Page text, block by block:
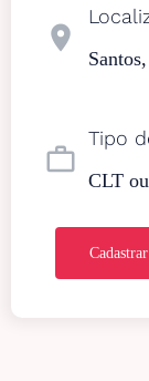
location_on
work_outline
Tipo
CLT